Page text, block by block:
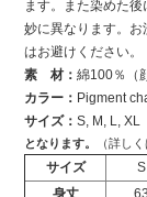
ます。また染めた
妙に異なります。
はお避けください。
素 材：綿100％（
カラー： Pigment
サイズ：S, M, L, XL
となります。
（詳し
サイズ S